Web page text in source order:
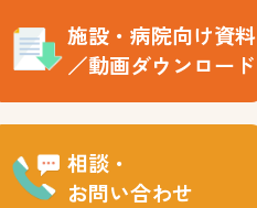
施設・病院向け資料
／動画ダウンロード
相談・
お問い合わせ